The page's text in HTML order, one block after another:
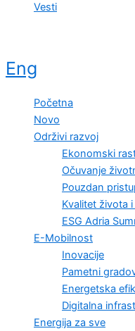
Vesti
Eng
Početna
Novo
Održivi razvoj
Ekonomski
Očuvanje
Pouzdan
Kvalitet života
ESG Adria
E-Mobilnost
Inovacije
Pametni
Energetska
Digitalna
Energija za sve